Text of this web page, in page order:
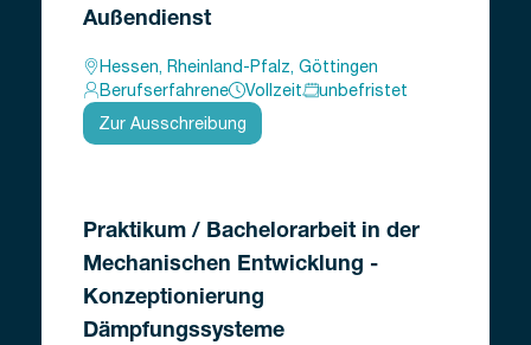
Außendienst
Hessen, Rheinland-Pfalz, Göttingen
Berufserfahrene
Vollzeit
unbefristet
Zur Ausschreibung
Praktikum / Bachelorarbeit in der
Mechanischen Entwicklung -
Konzeptionierung
Dämpfungssysteme